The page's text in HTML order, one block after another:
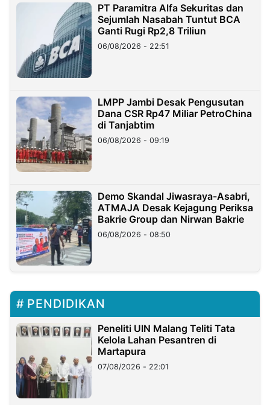
PT Paramitra Alfa Sekuritas dan
Sejumlah Nasabah Tuntut BCA
Ganti Rugi Rp2,8 Triliun
06/08/2026 - 22:51
LMPP Jambi Desak Pengusutan
Dana CSR Rp47 Miliar PetroChina
di Tanjabtim
06/08/2026 - 09:19
Demo Skandal Jiwasraya-Asabri,
ATMAJA Desak Kejagung Periksa
Bakrie Group dan Nirwan Bakrie
06/08/2026 - 08:50
PENDIDIKAN
Peneliti UIN Malang Teliti Tata
Kelola Lahan Pesantren di
Martapura
07/08/2026 - 22:01